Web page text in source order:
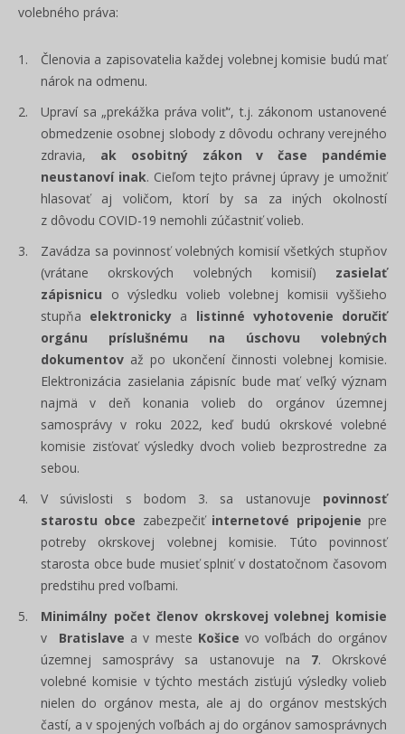
volebného práva:
Členovia a zapisovatelia každej volebnej komisie budú mať
nárok na odmenu.
Upraví sa „prekážka práva voliť“, t.j. zákonom ustanovené
obmedzenie osobnej slobody z dôvodu ochrany verejného
zdravia, ak osobitný zákon v čase pandémie
neustanoví inak. Cieľom tejto právnej úpravy je umožniť
hlasovať aj voličom, ktorí by sa za iných okolností
z dôvodu COVID-19 nemohli zúčastniť volieb.
Zavádza sa povinnosť volebných komisií všetkých stupňov
(vrátane okrskových volebných komisií) zasielať
zápisnicu o výsledku volieb volebnej komisii vyššieho
stupňa elektronicky a listinné vyhotovenie doručiť
orgánu príslušnému na úschovu volebných
dokumentov až po ukončení činnosti volebnej komisie.
Elektronizácia zasielania zápisníc bude mať veľký význam
najmä v deň konania volieb do orgánov územnej
samosprávy v roku 2022, keď budú okrskové volebné
komisie zisťovať výsledky dvoch volieb bezprostredne za
sebou.
V súvislosti s bodom 3. sa ustanovuje povinnosť
starostu obce zabezpečiť internetové pripojenie pre
potreby okrskovej volebnej komisie. Túto povinnosť
starosta obce bude musieť splniť v dostatočnom časovom
predstihu pred voľbami.
Minimálny počet členov okrskovej volebnej komisie
v Bratislave a v meste Košice vo voľbách do orgánov
územnej samosprávy sa ustanovuje na 7. Okrskové
volebné komisie v týchto mestách zisťujú výsledky volieb
nielen do orgánov mesta, ale aj do orgánov mestských
častí, a v spojených voľbách aj do orgánov samosprávnych